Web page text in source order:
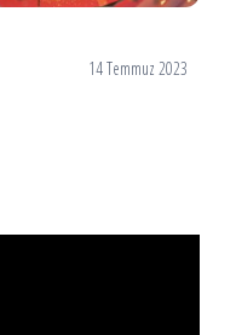
14 Temmuz 2023